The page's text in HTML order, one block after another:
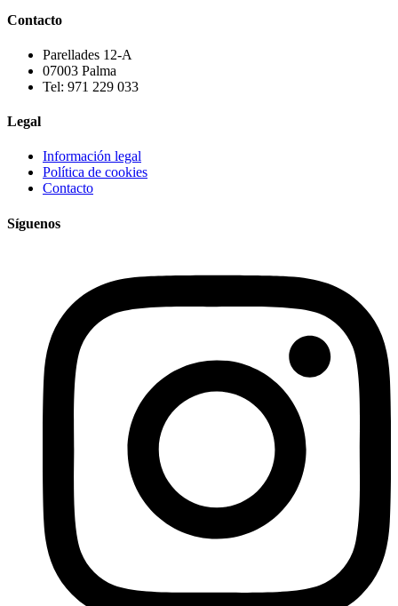
Contacto
Parellades 12-A
07003 Palma
Tel: 971 229 033
Legal
Información legal
Política de cookies
Contacto
Síguenos